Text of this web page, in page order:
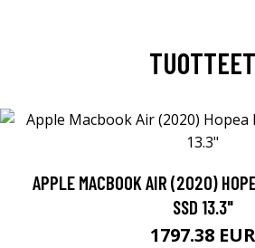
TUOTTEET
APPLE MACBOOK AIR (2020)
SSD 13.3"
1797.38 EUR